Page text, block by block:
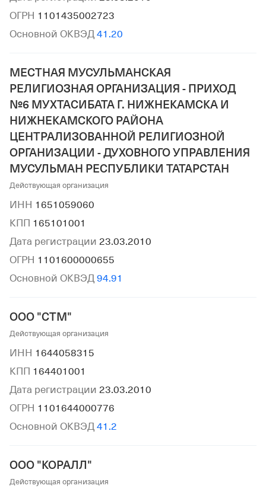
ОГРН 1101435002723
Основной ОКВЭД 41.20
МЕСТНАЯ МУСУЛЬМАНСКАЯ
РЕЛИГИОЗНАЯ ОРГАНИЗАЦИЯ - ПРИХОД
№6 МУХТАСИБАТА Г. НИЖНЕКАМСКА И
НИЖНЕКАМСКОГО РАЙОНА
ЦЕНТРАЛИЗОВАННОЙ РЕЛИГИОЗНОЙ
ОРГАНИЗАЦИИ - ДУХОВНОГО УПРАВЛЕНИЯ
МУСУЛЬМАН РЕСПУБЛИКИ ТАТАРСТАН
Действующая организация
ИНН 1651059060
КПП 165101001
Дата регистрации 23.03.2010
ОГРН 1101600000655
Основной ОКВЭД 94.91
ООО "СТМ"
Действующая организация
ИНН 1644058315
КПП 164401001
Дата регистрации 23.03.2010
ОГРН 1101644000776
Основной ОКВЭД 41.2
ООО "КОРАЛЛ"
Действующая организация